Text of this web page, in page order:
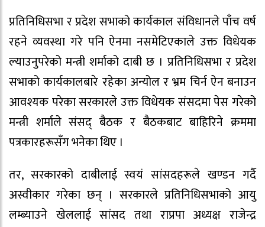
प्रतिनिधिसभा र प्रदेश सभाको कार्यकाल संविधानले पाँच वर्ष
रहने व्यवस्था गरे पनि ऐनमा नसमेटिएकाले उक्त विधेयक
ल्याउनुपरेको मन्त्री शर्माको दाबी छ । प्रतिनिधिसभा र प्रदेश
सभाको कार्यकालबारे रहेका अन्योल र भ्रम चिर्न ऐन बनाउन
आवश्यक परेका सरकारले उक्त विधेयक संसदमा पेस गरेको
मन्त्री शर्माले संसद् बैठक र बैठकबाट बाहिरिने क्रममा
पत्रकारहरूसँग भनेका थिए ।
तर, सरकारको दाबीलाई स्वयं सांसदहरूले खण्डन गर्दै
अस्वीकार गरेका छन् । सरकारले प्रतिनिधिसभाको आयु
लम्ब्याउने खेललाई सांसद तथा राप्रपा अध्यक्ष राजेन्द्र